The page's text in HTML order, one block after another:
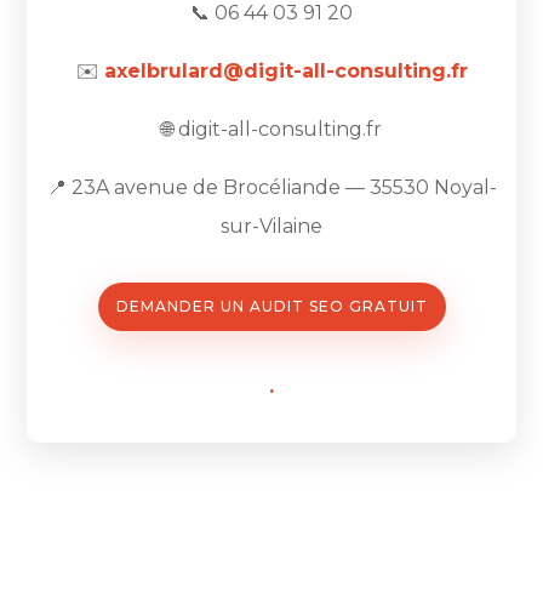
📞 06 44 03 91 20
✉️ axelbrulard@digit-all-consulting.fr
🌐 digit-all-consulting.fr
📍 23A avenue de Brocéliande — 35530 Noyal-
sur-Vilaine
DEMANDER UN AUDIT SEO GRATUIT
.